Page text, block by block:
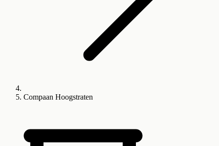
Compaan Hoogstraten